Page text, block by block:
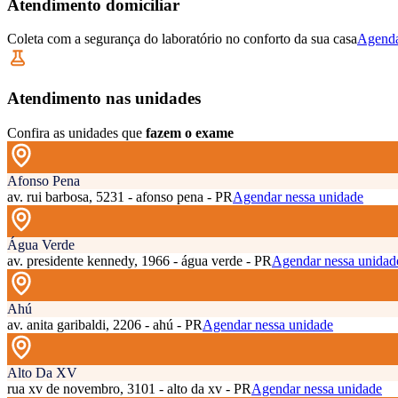
Atendimento domiciliar
Coleta com a segurança do laboratório no conforto da sua casa
Atendimento nas unidades
Confira as unidades que fazem o exame
Afonso Pena
av. rui barbosa, 5231 - afonso pena - PRAgendar nessa unidade
Água Verde
av. presidente kennedy, 1966 - água verde - PRAgendar nessa
Ahú
av. anita garibaldi, 2206 - ahú - PRAgendar nessa unidade
Alto Da XV
rua xv de novembro, 3101 - alto da xv - PRAgendar nessa unidade